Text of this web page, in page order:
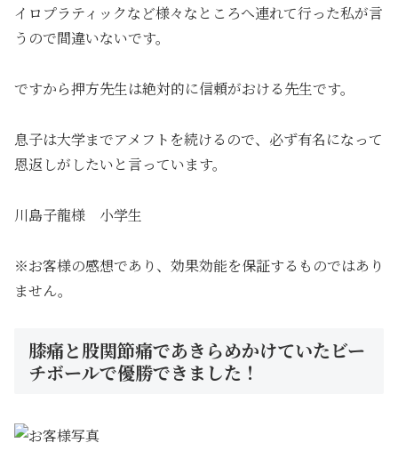
イロプラティックなど様々なところへ連れて行った私が言
うので間違いないです。
ですから押方先生は絶対的に信頼がおける先生です。
息子は大学までアメフトを続けるので、必ず有名になって
恩返しがしたいと言っています。
川島子龍様 小学生
※お客様の感想であり、効果効能を保証するものではあり
ません。
膝痛と股関節痛であきらめかけていたビー
チボールで優勝できました！